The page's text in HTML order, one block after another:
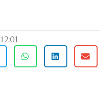
12:01